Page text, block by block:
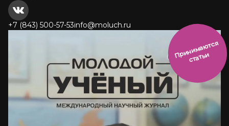
+7 (843) 500-57-53info@moluch.ru
П
р
и
н
и
м
а
ют
с
я
ст
ать
и